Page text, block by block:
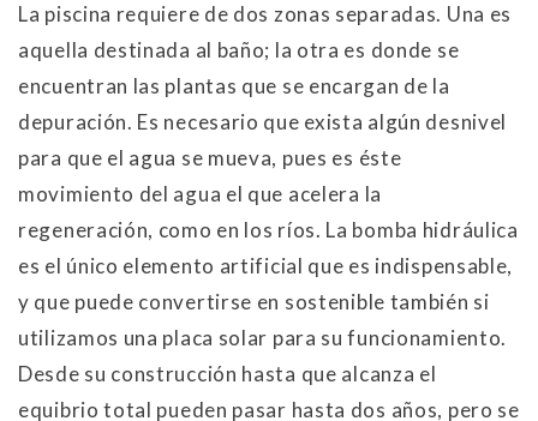
La piscina requiere de dos zonas separadas. Una es
aquella destinada al baño; la otra es donde se
encuentran las plantas que se encargan de la
depuración. Es necesario que exista algún desnivel
para que el agua se mueva, pues es éste
movimiento del agua el que acelera la
regeneración, como en los ríos. La bomba hidráulica
es el único elemento artificial que es indispensable,
y que puede convertirse en sostenible también si
utilizamos una placa solar para su funcionamiento.
Desde su construcción hasta que alcanza el
equibrio total pueden pasar hasta dos años, pero se